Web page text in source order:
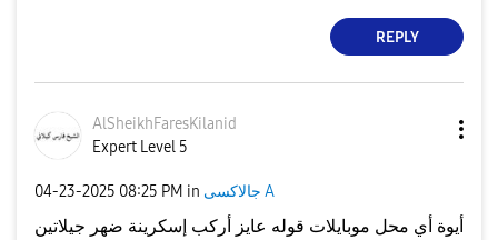
REPLY
AlSheikhFaresKilanid
Expert Level 5
‎04-23-2025 08:25 PM in جالاكسى A
أيوة أي محل موبايلات قوله عايز أركب إسكرينة ضهر جيلاتين